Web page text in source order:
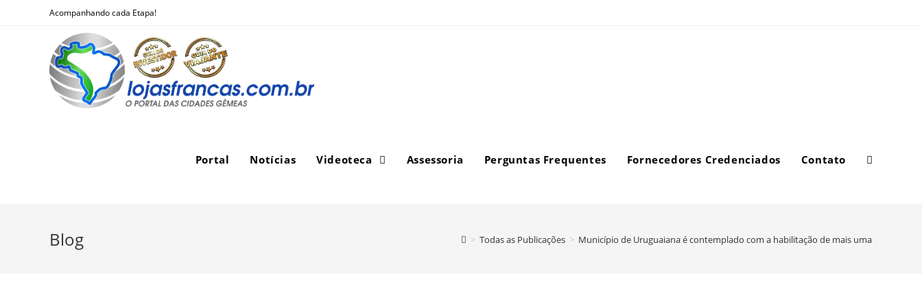
Acompanhando cada Etapa!
Portal Notícias Videoteca Assessoria Perguntas Frequentes Fornecedores Credenciados Contato
Blog > Todas as Publicações > Município de Uruguaiana é contemplado com a habilitação de mais uma loja franca